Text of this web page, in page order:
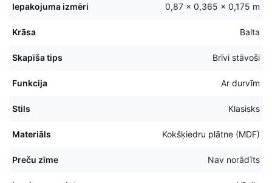
Iepakojuma izmēri 0,87 × 0,365 × 0,175 m
Krāsa Balta
Skapīša tips Brīvi stāvoši
Funkcija Ar durvīm
Stils Klasisks
Materiāls Kokšķiedru plātne (MDF)
Preču zīme Nav norādīts